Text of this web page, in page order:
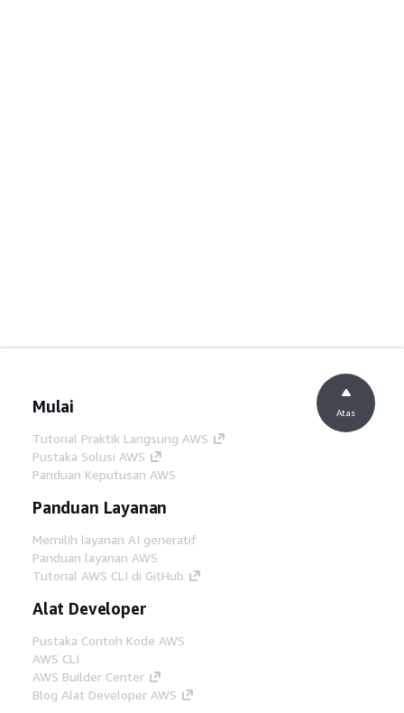
Mulai
Tutorial Praktik Langsung AWS
Pustaka Solusi AWS
Panduan Keputusan AWS
Panduan Layanan
Memilih layanan AI generatif
Panduan layanan AWS
Tutorial AWS CLI di GitHub
Alat Developer
Pustaka Contoh Kode AWS
AWS CLI
AWS Builder Center
Blog Alat Developer AWS
Atas